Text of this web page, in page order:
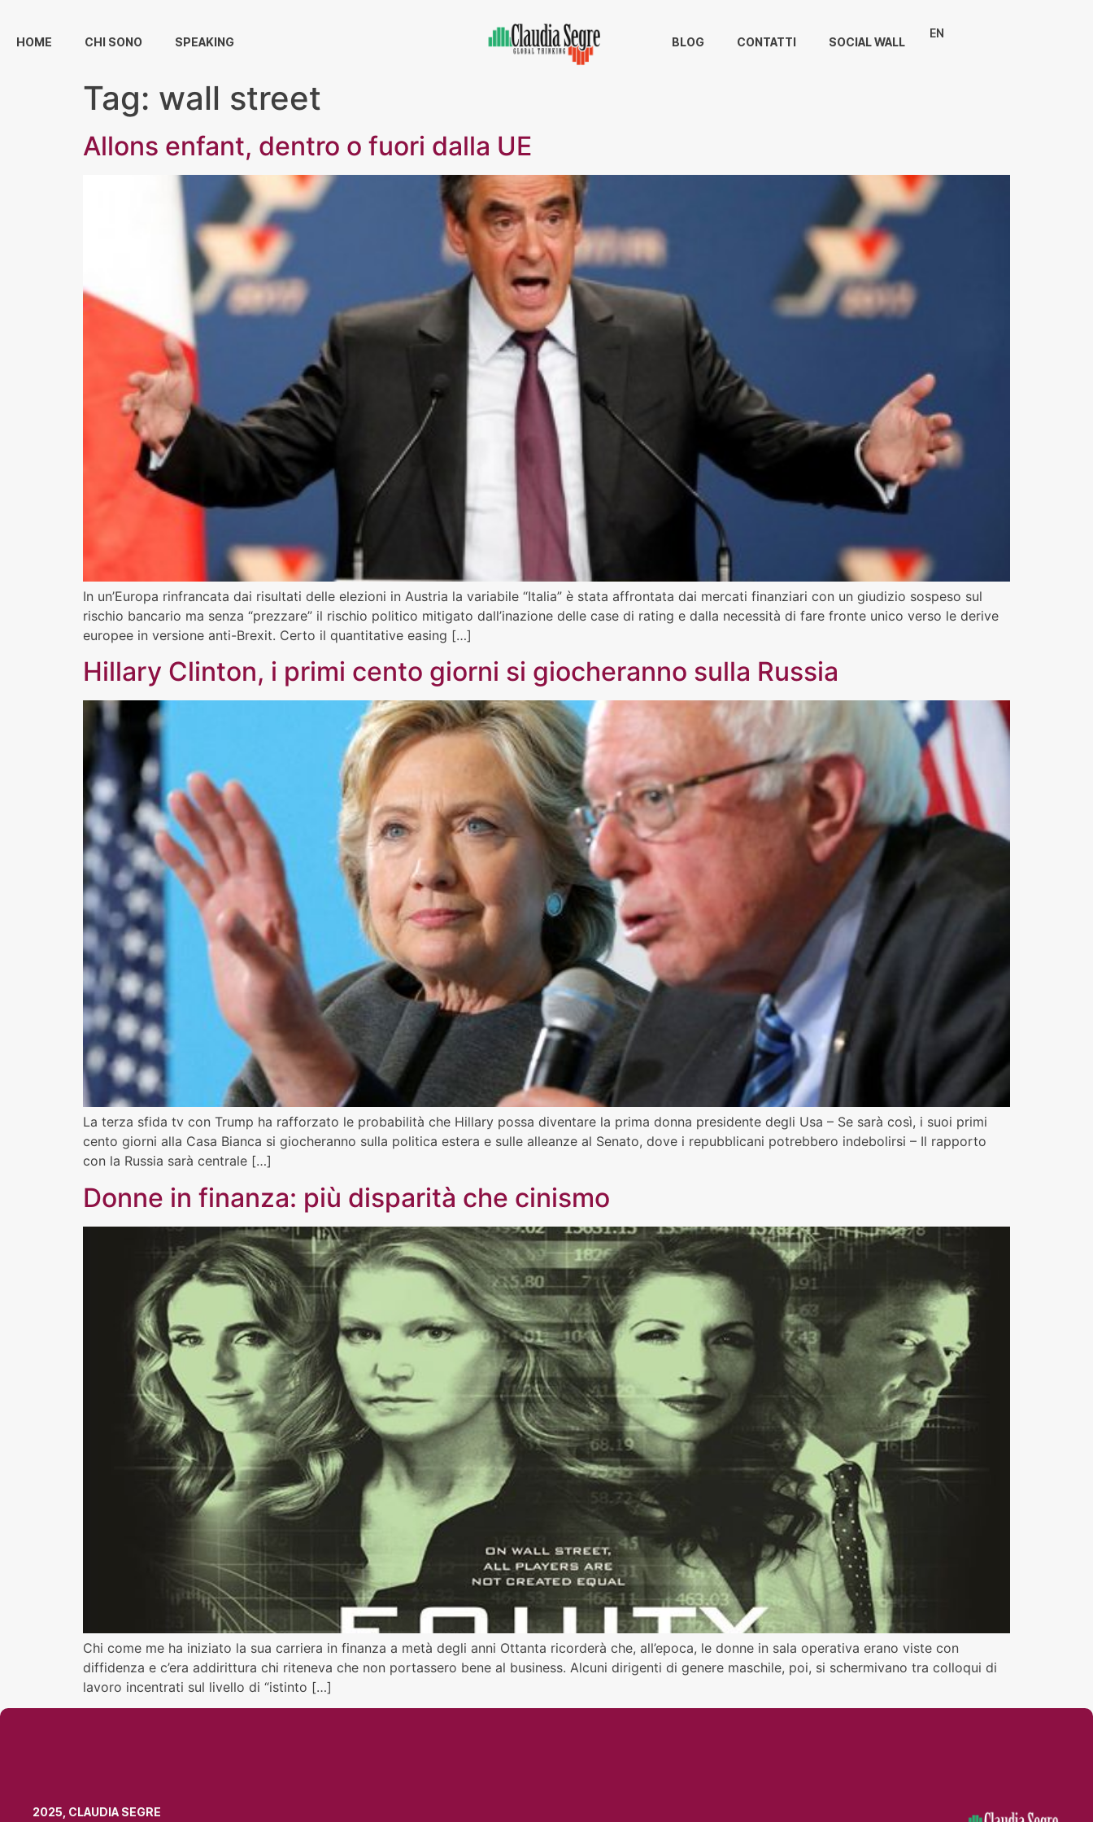
HOME CHI SONO SPEAKING BLOG CONTATTI SOCIAL WALL
EN
Tag: wall street
Allons enfant, dentro o fuori dalla UE
In un’Europa rinfrancata dai risultati delle elezioni in Austria la variabile “Italia” è stata affrontata dai mercati finanziari con un giudizio sospeso sul
rischio bancario ma senza “prezzare” il rischio politico mitigato dall’inazione delle case di rating e dalla necessità di fare fronte unico verso le derive
europee in versione anti-Brexit. Certo il quantitative easing […]
Hillary Clinton, i primi cento giorni si giocheranno sulla Russia
La terza sfida tv con Trump ha rafforzato le probabilità che Hillary possa diventare la prima donna presidente degli Usa – Se sarà così, i suoi primi
cento giorni alla Casa Bianca si giocheranno sulla politica estera e sulle alleanze al Senato, dove i repubblicani potrebbero indebolirsi – Il rapporto
con la Russia sarà centrale […]
Donne in finanza: più disparità che cinismo
Chi come me ha iniziato la sua carriera in finanza a metà degli anni Ottanta ricorderà che, all’epoca, le donne in sala operativa erano viste con
diffidenza e c’era addirittura chi riteneva che non portassero bene al business. Alcuni dirigenti di genere maschile, poi, si schermivano tra colloqui di
lavoro incentrati sul livello di “istinto […]
2025, CLAUDIA SEGRE